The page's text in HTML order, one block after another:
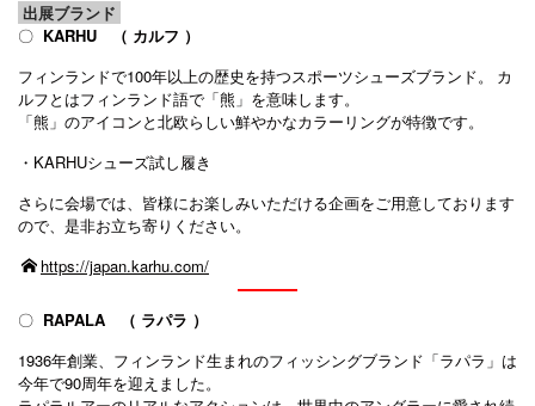
出展ブランド
〇 KARHU （ カルフ ）
フィンランドで100年以上の歴史を持つスポーツシューズブランド。
カ
ルフとはフィンランド語で「熊」を意味します。
「熊」のアイコンと北欧らしい鮮やかなカラーリングが特徴です。
・KARHUシューズ試し履き
さらに会場では、皆様にお楽しみいただける企画をご用意しております
ので、是非お立ち寄りください。
https://japan.karhu.com/
〇 RAPALA （ ラパラ ）
1936年創業、フィンランド生まれのフィッシングブランド「ラパラ」は
今年で90周年を迎えました。